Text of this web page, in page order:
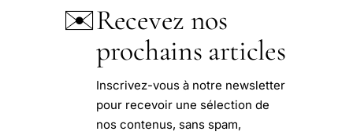
✉️Recevez nos
prochains articles
Inscrivez-vous à notre newsletter
pour recevoir une sélection de
nos contenus, sans spam,